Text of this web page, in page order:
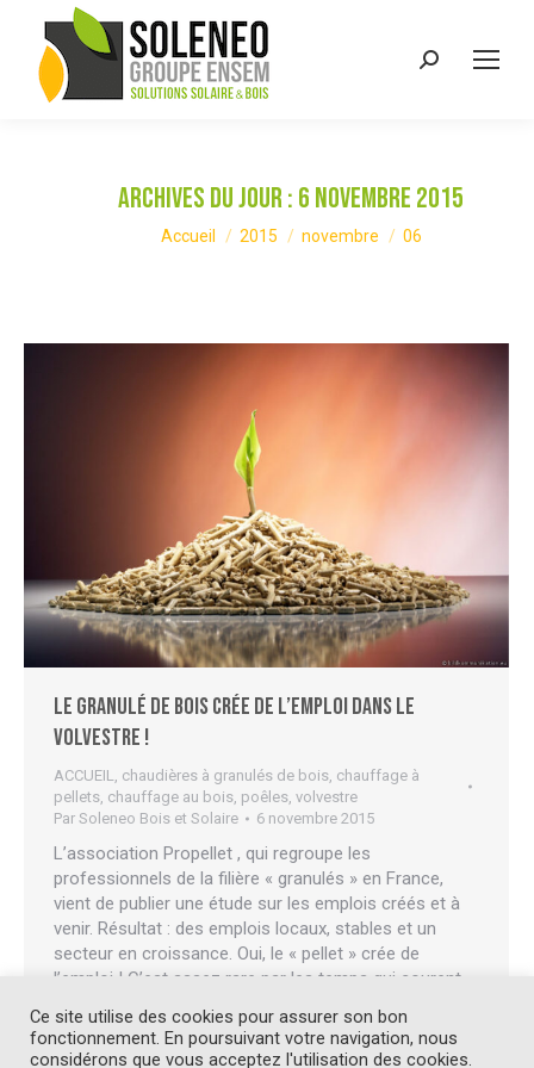
Recherche
Archives du jour : 6 novembre 2015
Vous êtes ici :
Accueil 2015 novembre 06
Le granulé de bois crée de l’emploi dans le
Volvestre !
ACCUEIL chaudières à granulés de bois chauffage à
pellets chauffage au bois poêles volvestre
Par Soleneo Bois et Solaire 6 novembre 2015
L’association Propellet , qui regroupe les
professionnels de la filière « granulés » en France,
vient de publier une étude sur les emplois créés et à
venir. Résultat : des emplois locaux, stables et un
secteur en croissance. Oui, le « pellet » crée de
l’emploi ! C’est assez rare par les temps qui courent
Ce site utilise des cookies pour assurer son bon
fonctionnement. En poursuivant votre navigation, nous
considérons que vous acceptez l'utilisation des cookies.